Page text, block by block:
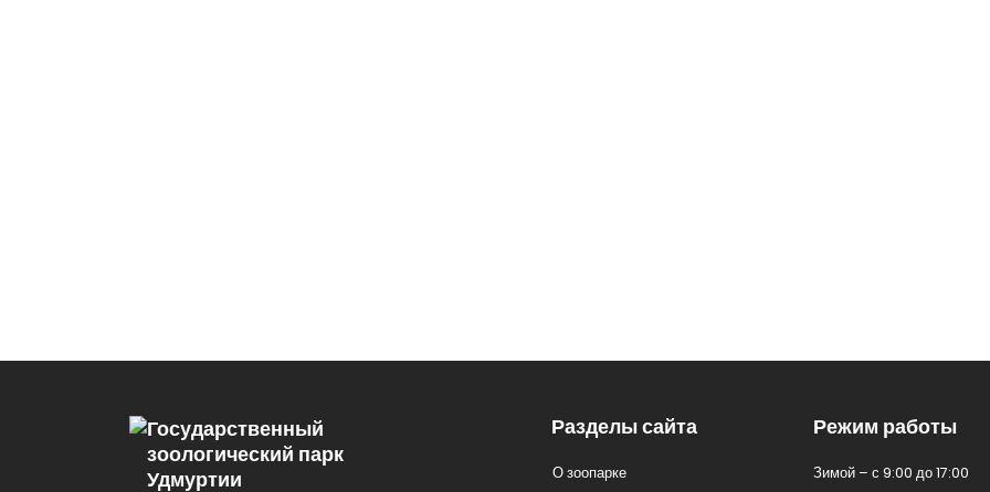
Государственный
зоологический парк
Удмуртии
Разделы сайта
О зоопарке
Режим работы
Зимой – с 9:00 до 17:00